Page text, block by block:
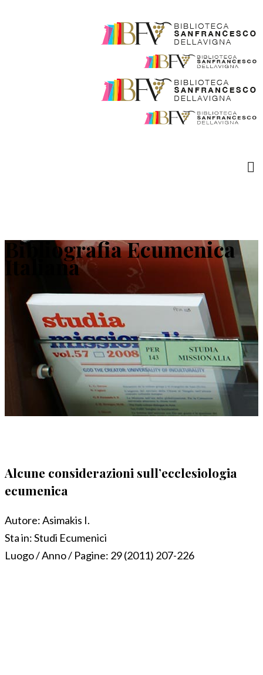
Bibliografia Ecumenica
Italiana
Alcune considerazioni sull’ecclesiologia
ecumenica
Autore:Asimakis I.
Sta in:Studi Ecumenici
Luogo / Anno / Pagine: 29 (2011) 207-226